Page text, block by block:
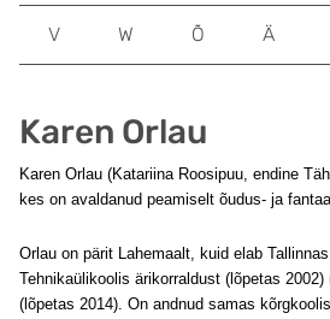
Karen Orlau
Karen Orlau (Katariina Roosipuu, endine
kes on avaldanud peamiselt õudus- ja
Orlau on pärit Lahemaalt, kuid elab
Tehnikaülikoolis ärikorraldust (lõpetas
(lõpetas 2014). On andnud samas
V W Õ Ä